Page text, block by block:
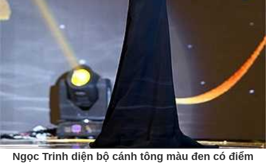
Ngọc Trinh diện bộ cánh tông màu đen có điểm